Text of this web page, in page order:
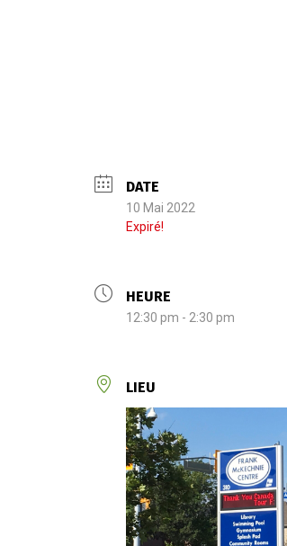
DATE
10 Mai 2022
Expiré!
HEURE
12:30 pm - 2:30 pm
LIEU